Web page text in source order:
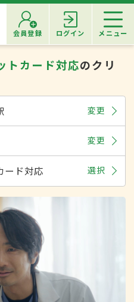
会員登録 ログイン メニュー
トカード対応のクリ
変更
変更
ード対応 選択